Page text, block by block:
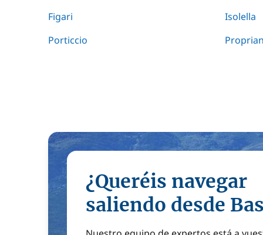
Figari
Isolella
Porticcio
¿Queréis navegar
saliendo desde